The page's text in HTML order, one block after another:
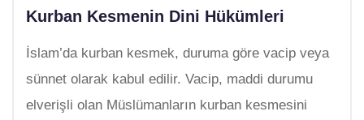
Kurban Kesmenin Dini Hükümleri
İslam’da kurban kesmek, duruma göre vacip veya
sünnet olarak kabul edilir. Vacip, maddi durumu
elverişli olan Müslümanların kurban kesmesini